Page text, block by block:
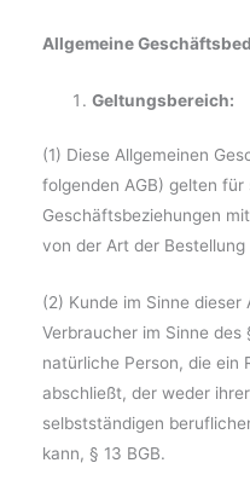
Allgemeine
Geltungsbereich:
(1) Diese Allgemeinen
folgenden AGB) gelten für
Geschäftsbeziehungen
von der Art der
(2) Kunde im Sinne dieser
Verbraucher im Sinne des
natürliche Person, die ein
abschließt, der weder
selbstständigen
kann, § 13 BGB.